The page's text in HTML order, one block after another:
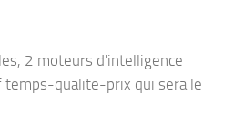
2 moteurs d'intelligence
temps-qualite-prix qui sera le